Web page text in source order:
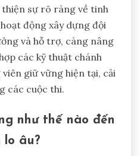
sự rõ ràng về tinh
động xây dựng đội
và hỗ trợ, càng nâng
các kỹ thuật chánh
giữ vững hiện tại, cải
các cuộc thi.
như thế nào đến
lo âu?